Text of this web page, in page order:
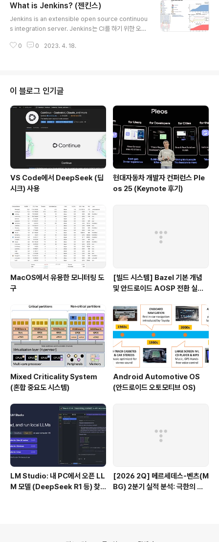
서는 Step 1에 대해서 정리하고 이후 Step 2 ~ 7 까지 정리하도록 한다. Ste
p 1: Tutorial 시작 line 1, 2 의 필요한 cmake 최소 버전과 project 이름은
반..
What is Jenkins? (젠킨스)
Jenkins is an extensible open source continuou
s integration server. Jenkins는 CI를 하기 위한 오픈
용) Auto scheduling (매일 자동 빌드) Gerrit Trigger
디렉토리에 압출 풀기 2. 설치 디렉토리의 webapps 내
다운받은 jenkins.war 복사 : 압축 푼 디렉토리에 jenkin
s.war 복사 3. 실행 : tomcat bin 폴더에..
0 0 2023. 4. 18.
이 블로그 인기글
VS Code에서 DeepSeek (딥
시크) 사용
현대자동차 개발자 컨퍼런스 Ple
os 25 (Keynote 후기)
MacOS에서 유용한 모니터링 도
구
[빌드 시스템] Bazel 기본 개념
및 안드로이드 AOSP 전환 실패
Mixed Criticality System
(혼합 중요도 시스템)
Android Automotive OS
(안드로이드 오토모티브 OS)
LM Studio: 내 PC에서 오픈 LL
M 모델 (DeepSeek R1 등) 찾
[2026 2Q] 메르세데스-벤츠(M
BG) 2분기 실적 분석: 극한의 비